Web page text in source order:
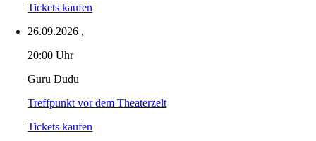
Tickets kaufen
26.09.2026 ,
20:00 Uhr
Guru Dudu
Treffpunkt vor dem Theaterzelt
Tickets kaufen